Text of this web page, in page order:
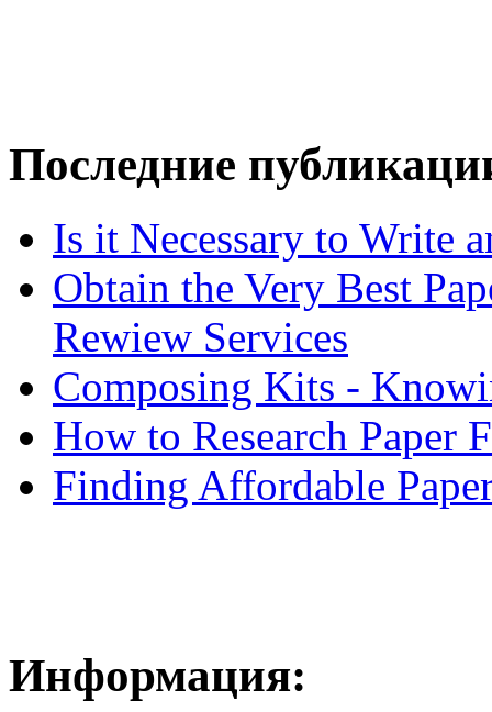
Последние
Is it Necessary to Write
Obtain the Very Best
Rewiew Services
Composing Kits -
How to Research Paper
Finding Affordable
Информация: